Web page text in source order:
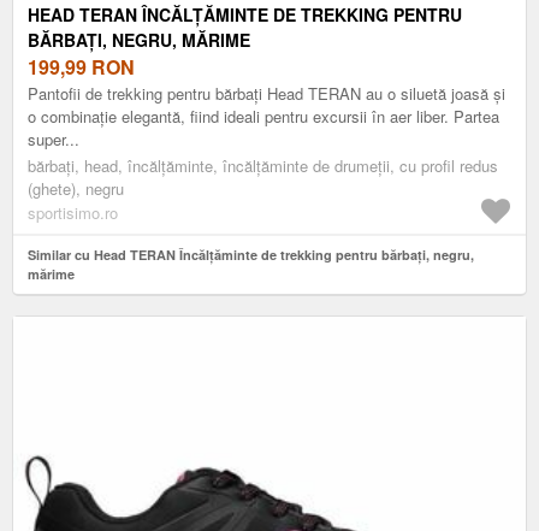
HEAD TERAN ÎNCĂLȚĂMINTE DE TREKKING PENTRU
BĂRBAȚI, NEGRU, MĂRIME
199,99 RON
Pantofii de trekking pentru bărbați Head TERAN au o siluetă joasă și
o combinație elegantă, fiind ideali pentru excursii în aer liber. Partea
super...
bărbați, head, încălțăminte, încălțăminte de drumeții, cu profil redus
(ghete), negru
sportisimo.ro
Similar cu Head TERAN Încălțăminte de trekking pentru bărbați, negru,
mărime